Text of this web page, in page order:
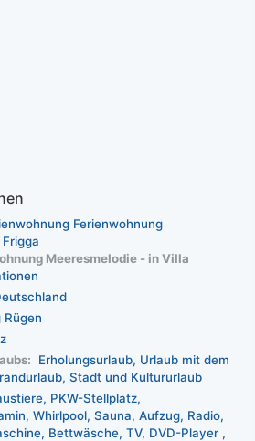
Ferienwohnung
Meeresmelodie - in Villa
Rügen
Erholungsurlaub Urlaub mit dem
Stadt und Kultururlaub
PKW-Stellplatz
Whirlpool Sauna Aufzug Radio
Bettwäsche TV DVD-Player